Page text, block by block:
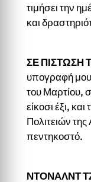
τιμήσει την
και
ΣΕ ΠΙΣΤΩΣΗ
υπογραφή μου
του Μαρτίου,
είκοσι έξι,
Πολιτειών
πεντηκοστό.
ΝΤΟΝΑΛΝΤ